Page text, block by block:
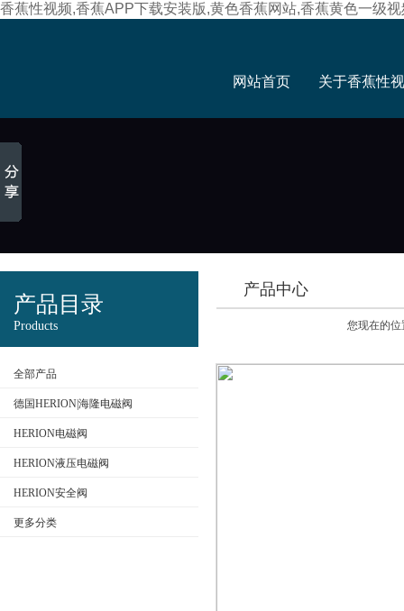
香蕉性视频,香蕉APP下载安装版,黄色香蕉网站,香蕉黄色一级视
网站首页 关于香蕉性
产品目录
Products
全部产品
德国HERION|海隆电磁阀
HERION电磁阀
HERION液压电磁阀
HERION安全阀
更多分类
产品中心
您现在的位置